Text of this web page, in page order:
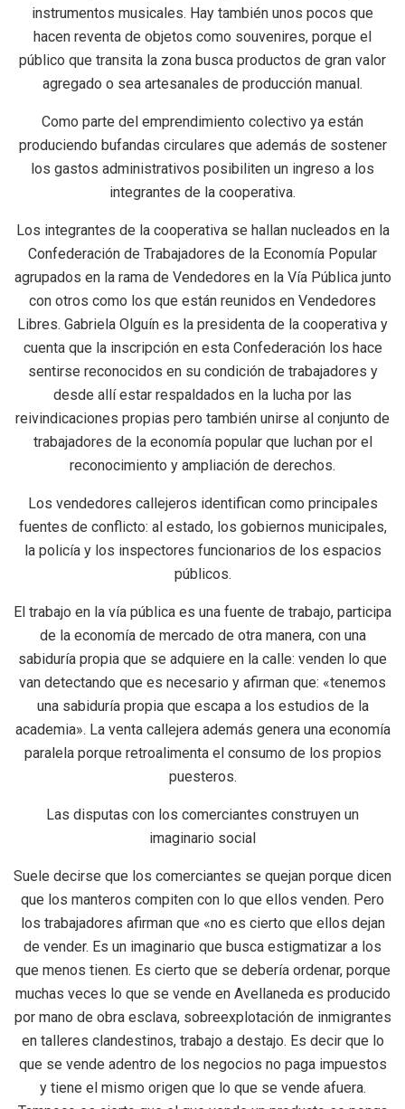
instrumentos musicales. Hay también unos pocos que
hacen reventa de objetos como souvenires, porque el
público que transita la zona busca productos de gran valor
agregado o sea artesanales de producción manual.
Como parte del emprendimiento colectivo ya están
produciendo bufandas circulares que además de sostener
los gastos administrativos posibiliten un ingreso a los
integrantes de la cooperativa.
Los integrantes de la cooperativa se hallan nucleados en la
Confederación de Trabajadores de la Economía Popular
agrupados en la rama de Vendedores en la Vía Pública junto
con otros como los que están reunidos en Vendedores
Libres. Gabriela Olguín es la presidenta de la cooperativa y
cuenta que la inscripción en esta Confederación los hace
sentirse reconocidos en su condición de trabajadores y
desde allí estar respaldados en la lucha por las
reivindicaciones propias pero también unirse al conjunto de
trabajadores de la economía popular que luchan por el
reconocimiento y ampliación de derechos.
Los vendedores callejeros identifican como principales
fuentes de conflicto: al estado, los gobiernos municipales,
la policía y los inspectores funcionarios de los espacios
públicos.
El trabajo en la vía pública es una fuente de trabajo, participa
de la economía de mercado de otra manera, con una
sabiduría propia que se adquiere en la calle: venden lo que
van detectando que es necesario y afirman que: «tenemos
una sabiduría propia que escapa a los estudios de la
academia». La venta callejera además genera una economía
paralela porque retroalimenta el consumo de los propios
puesteros.
Las disputas con los comerciantes construyen un
imaginario social
Suele decirse que los comerciantes se quejan porque dicen
que los manteros compiten con lo que ellos venden. Pero
los trabajadores afirman que «no es cierto que ellos dejan
de vender. Es un imaginario que busca estigmatizar a los
que menos tienen. Es cierto que se debería ordenar, porque
muchas veces lo que se vende en Avellaneda es producido
por mano de obra esclava, sobreexplotación de inmigrantes
en talleres clandestinos, trabajo a destajo. Es decir que lo
que se vende adentro de los negocios no paga impuestos
y tiene el mismo origen que lo que se vende afuera.